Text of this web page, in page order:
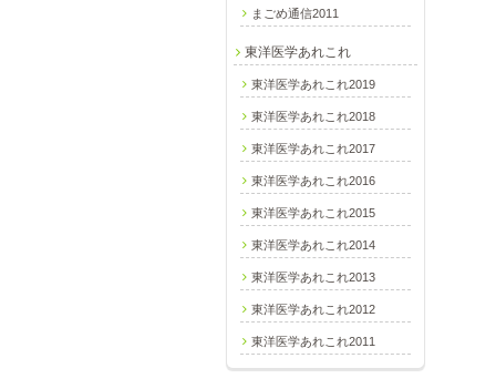
まごめ通信2011
東洋医学あれこれ
東洋医学あれこれ2019
東洋医学あれこれ2018
東洋医学あれこれ2017
東洋医学あれこれ2016
東洋医学あれこれ2015
東洋医学あれこれ2014
東洋医学あれこれ2013
東洋医学あれこれ2012
東洋医学あれこれ2011